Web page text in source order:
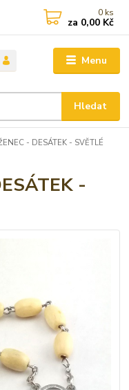
Menu
Hledat
0 ks
za 0,00 Kč
- DESÁTEK - SVĚTLÉ
-